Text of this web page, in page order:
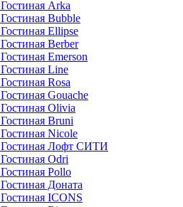
Гостиная Arka
Гостиная Bubble
Гостиная Ellipse
Гостиная Berber
Гостиная Emerson
Гостиная Line
Гостиная Rosa
Гостиная Gouache
Гостиная Olivia
Гостиная Bruni
Гостиная Nicole
Гостиная Лофт СИТИ
Гостиная Odri
Гостиная Pollo
Гостиная Доната
Гостиная ICONS